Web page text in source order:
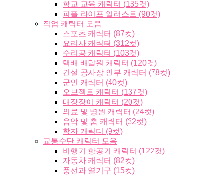
학교 교육 캐릭터 (135컷)
피플 라이프 일러스트 (90컷)
직업 캐릭터 모음
스포츠 캐릭터 (87컷)
요리사 캐릭터 (312컷)
수리공 캐릭터 (103컷)
택배 배달원 캐릭터 (120컷)
건설 공사장 인부 캐릭터 (78컷)
군인 캐릭터 (40컷)
오브젝트 캐릭터 (137컷)
대장장이 캐릭터 (20컷)
의료 및 병원 캐릭터 (24컷)
음악 및 춤 캐릭터 (32컷)
학자 캐릭터 (9컷)
교통수단 캐릭터 모음
비행기 항공기 캐릭터 (122컷)
자동차 캐릭터 (82컷)
풍선과 열기구 (15컷)